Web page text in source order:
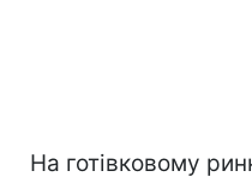
На готівковому